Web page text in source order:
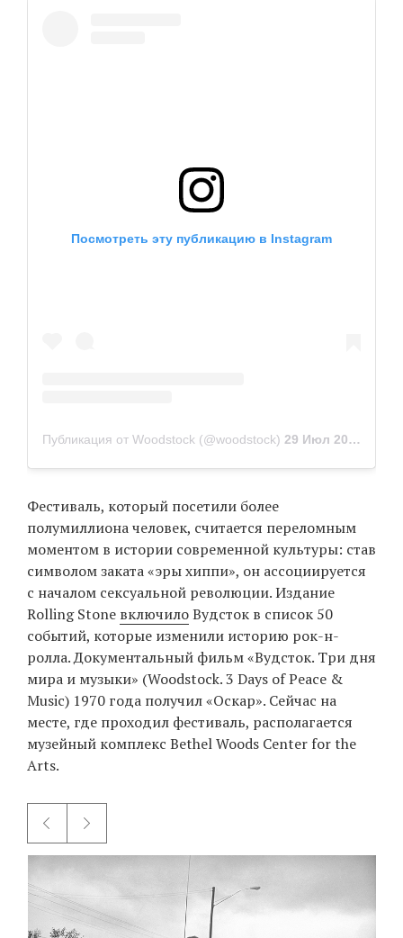
Посмотреть эту публикацию в Instagram
Публикация от Woodstock (@woodstock) 29 Июл 2018 в 10:02 PDT
Фестиваль, который посетили более
полумиллиона человек, считается переломным
моментом в истории современной культуры: став
символом заката «эры хиппи», он ассоциируется
с началом сексуальной революции. Издание
Rolling Stone включилоВудсток в список 50
событий, которые изменили историю рок-н-
ролла. Документальный фильм «Вудсток. Три дня
мира и музыки» (Woodstock. 3 Days of Peace &
Music) 1970 года получил «Оскар». Сейчас на
месте, где проходил фестиваль, располагается
музейный комплекс Bethel Woods Center for the
Arts.